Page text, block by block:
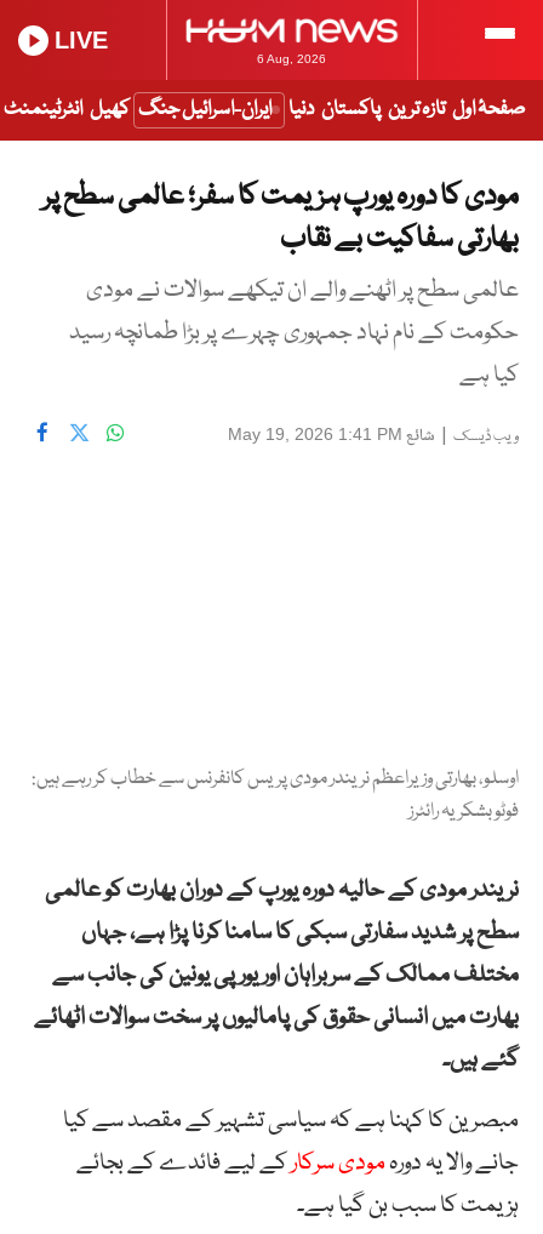
6 Aug, 2026
LIVE
صفحۂ اول تازہ ترین پاکستان دنیا ایران-اسرائیل جنگ کھیل انٹرٹینمنٹ
مودی کا دورہ یورپ ہزیمت کا سفر؛ عالمی سطح پر
بھارتی سفاکیت بے نقاب
عالمی سطح پر اٹھنے والے ان تیکھے سوالات نے مودی
حکومت کے نام نہاد جمہوری چہرے پر بڑا طمانچہ رسید
کیا ہے
ویب ڈیسک | شائع May 19, 2026 1:41 PM
اوسلو، بھارتی وزیراعظم نریندر مودی پریس کانفرنس سے خطاب کر رہے ہیں:
فوٹو بشکریہ رائٹرز
نریندر مودی کے حالیہ دورہ یورپ کے دوران بھارت کو عالمی
سطح پر شدید سفارتی سبکی کا سامنا کرنا پڑا ہے، جہاں
مختلف ممالک کے سربراہان اور یورپی یونین کی جانب سے
بھارت میں انسانی حقوق کی پامالیوں پر سخت سوالات اٹھائے
گئے ہیں۔
مبصرین کا کہنا ہے کہ سیاسی تشہیر کے مقصد سے کیا
جانے والا یہ دورہمودی سرکارکے لیے فائدے کے بجائے
ہزیمت کا سبب بن گیا ہے۔